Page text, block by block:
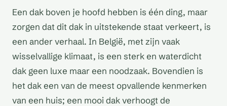
Een dak boven je hoofd hebben is één ding, maar
zorgen dat dit dak in uitstekende staat verkeert, is
een ander verhaal. In België, met zijn vaak
wisselvallige klimaat, is een sterk en waterdicht
dak geen luxe maar een noodzaak. Bovendien is
het dak een van de meest opvallende kenmerken
van een huis; een mooi dak verhoogt de